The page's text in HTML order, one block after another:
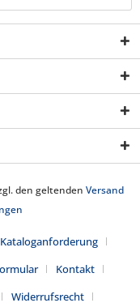
den geltenden Versand
Kataloganforderung
Kontakt
Widerrufsrecht